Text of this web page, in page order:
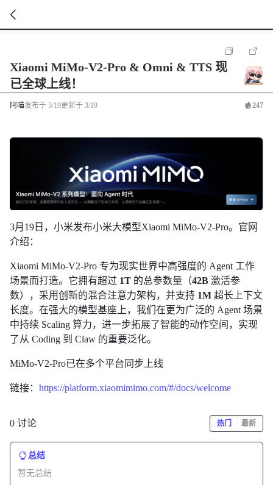
Xiaomi MiMo-V2-Pro & Omni & TTS 现
已全球上线！
阿喵发布于 3/19更新于 3/19 247
3月19日，小米发布小米大模型Xiaomi MiMo-V2-Pro。官网
介绍：
Xiaomi MiMo-V2-Pro 专为现实世界中高强度的 Agent 工作
场景而打造。它拥有超过 1T 的总参数量（42B 激活参
数），采用创新的混合注意力架构，并支持 1M 超长上下文
长度。在强大的模型基座上，我们在更为广泛的 Agent 场景
中持续 Scaling 算力，进一步拓展了智能的动作空间，实现
了从 Coding 到 Claw 的重要泛化。
MiMo-V2-Pro已在多个平台同步上线
链接： https://platform.xiaomimimo.com/#/docs/welcome
0 讨论 热门 最新
总结
暂无总结